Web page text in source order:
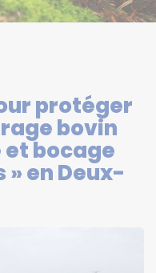
protéger
bovin
et bocage
en Deux-